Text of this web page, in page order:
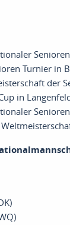
Turnier in
der
in